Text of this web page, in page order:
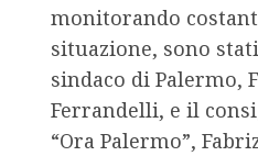
monitorando
situazione, sono
sindaco di Palermo,
Ferrandelli, e il
“Ora Palermo”,